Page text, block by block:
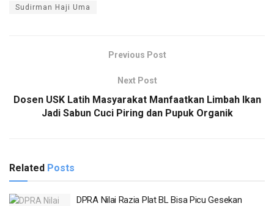
Sudirman Haji Uma
Previous Post
Next Post
Dosen USK Latih Masyarakat Manfaatkan Limbah Ikan
Jadi Sabun Cuci Piring dan Pupuk Organik
Related Posts
DPRA Nilai Razia Plat BL Bisa Picu Gesekan